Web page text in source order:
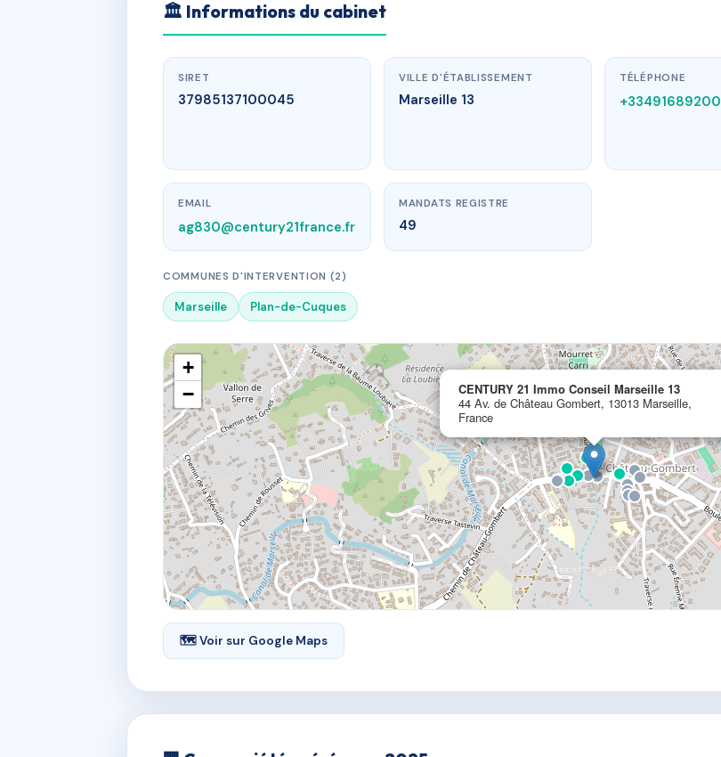
🏛 Informations du cabinet
SIRET
37985137100045
VILLE D'ÉTABLISSEMENT
Marseille 13
TÉLÉPHONE
+33491689200
EMAIL
ag830@century21france.fr
MANDATS REGISTRE
49
COMMUNES D'INTERVENTION (2)
Marseille Plan-de-Cuques
CENTURY 21 Immo Conseil Marseille 13
44 Av. de Château Gombert, 13013 Marseille,
France
+
−
🗺 Voir sur Google Maps